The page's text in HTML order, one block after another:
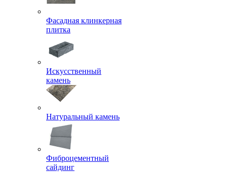
Фасадная клинкерная
плитка
Искусственный
камень
Натуральный камень
Фиброцементный
сайдинг